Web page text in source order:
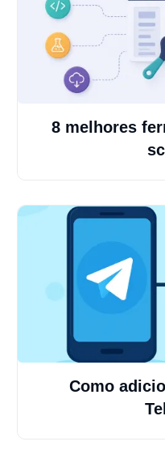
8 melhores
Como